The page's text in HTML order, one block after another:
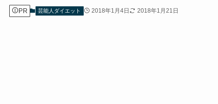
PR 芸能人ダイエット 2018年1月4日 2018年1月21日